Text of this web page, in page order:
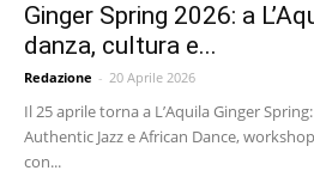
Ginger Spring 2026: a
danza, cultura e...
Redazione - 20 Aprile 2026
Il 25 aprile torna a L’Aquila Ginger
Authentic Jazz e African Dance,
con...